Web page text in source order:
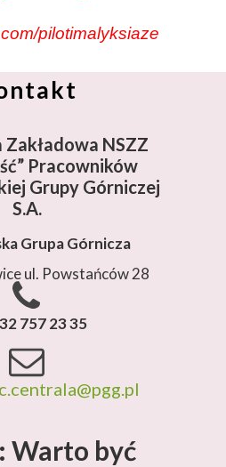
pilotimalyksiaze
Warto być
757 23 35
Grupa Górnicza
ul. Powstańców 28
NSZZ
Pracowników
Grupy Górniczej
S.A.